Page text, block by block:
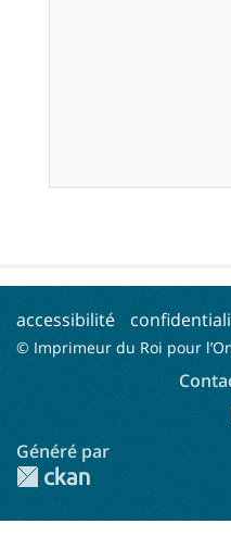
accessibilité
© Imprimeur du Roi pour
Généré par